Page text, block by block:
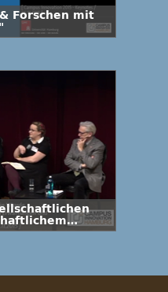
Forschen mit